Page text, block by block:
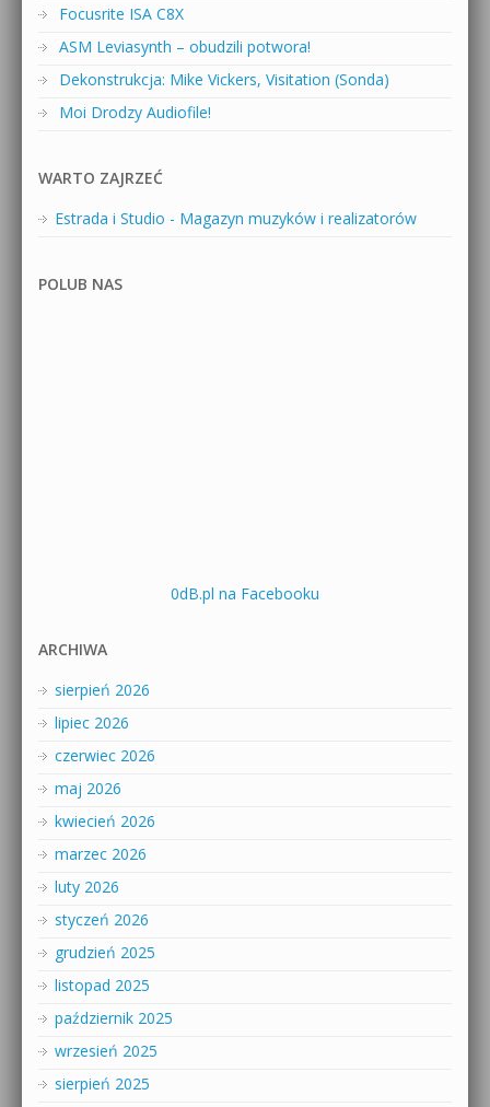
Focusrite ISA C8X
ASM Leviasynth – obudzili potwora!
Dekonstrukcja: Mike Vickers, Visitation (Sonda)
Moi Drodzy Audiofile!
WARTO ZAJRZEĆ
Estrada i Studio - Magazyn muzyków i realizatorów
POLUB NAS
0dB.pl na Facebooku
ARCHIWA
sierpień 2026
lipiec 2026
czerwiec 2026
maj 2026
kwiecień 2026
marzec 2026
luty 2026
styczeń 2026
grudzień 2025
listopad 2025
październik 2025
wrzesień 2025
sierpień 2025